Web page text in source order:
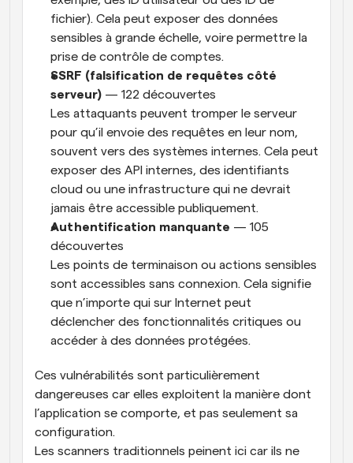
fichier). Cela peut exposer des données
sensibles à grande échelle, voire permettre la
prise de contrôle de comptes.
SSRF (falsification de requêtes côté
serveur) — 122 découvertes
Les attaquants peuvent tromper le serveur
pour qu’il envoie des requêtes en leur nom,
souvent vers des systèmes internes. Cela peut
exposer des API internes, des identifiants
cloud ou une infrastructure qui ne devrait
jamais être accessible publiquement.
Authentification manquante — 105
découvertes
Les points de terminaison ou actions sensibles
sont accessibles sans connexion. Cela signifie
que n’importe qui sur Internet peut
déclencher des fonctionnalités critiques ou
accéder à des données protégées.
Ces vulnérabilités sont particulièrement
dangereuses car elles exploitent la manière dont
l’application se comporte, et pas seulement sa
configuration.
Les scanners traditionnels peinent ici car ils ne